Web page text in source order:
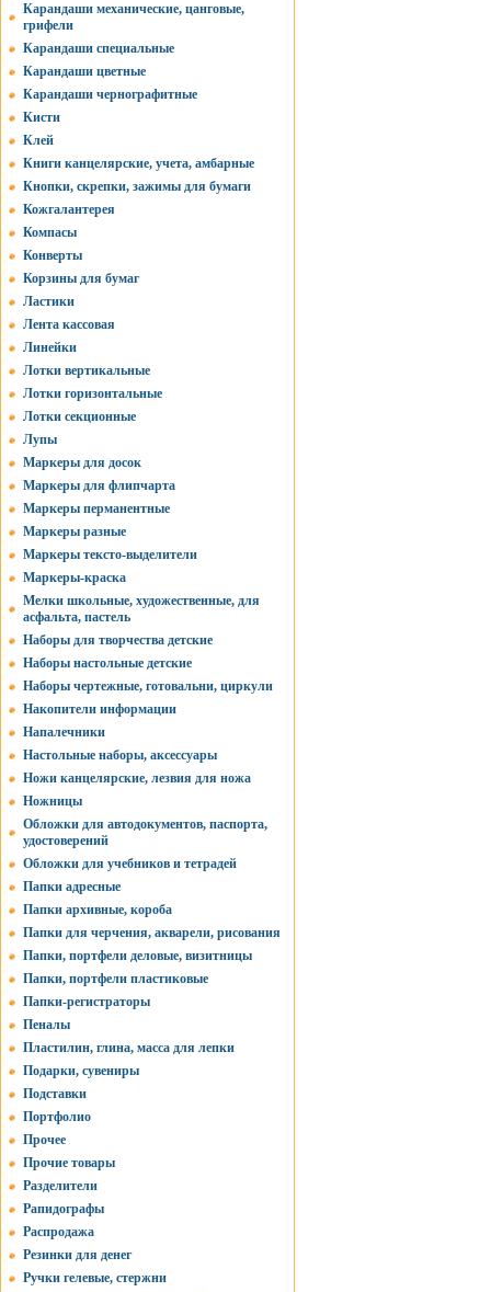
Карандаши механические, цанговые,
грифели
Карандаши специальные
Карандаши цветные
Карандаши чернографитные
Кисти
Клей
Книги канцелярские, учета, амбарные
Кнопки, скрепки, зажимы для бумаги
Кожгалантерея
Компасы
Конверты
Корзины для бумаг
Ластики
Лента кассовая
Линейки
Лотки вертикальные
Лотки горизонтальные
Лотки секционные
Лупы
Маркеры для досок
Маркеры для флипчарта
Маркеры перманентные
Маркеры разные
Маркеры тексто-выделители
Маркеры-краска
Мелки школьные, художественные, для
асфальта, пастель
Наборы для творчества детские
Наборы настольные детские
Наборы чертежные, готовальни, циркули
Накопители информации
Напалечники
Настольные наборы, аксессуары
Ножи канцелярские, лезвия для ножа
Ножницы
Обложки для автодокументов, паспорта,
удостоверений
Обложки для учебников и тетрадей
Папки адресные
Папки архивные, короба
Папки для черчения, акварели, рисования
Папки, портфели деловые, визитницы
Папки, портфели пластиковые
Папки-регистраторы
Пеналы
Пластилин, глина, масса для лепки
Подарки, сувениры
Подставки
Портфолио
Прочее
Прочие товары
Разделители
Рапидографы
Распродажа
Резинки для денег
Ручки гелевые, стержни